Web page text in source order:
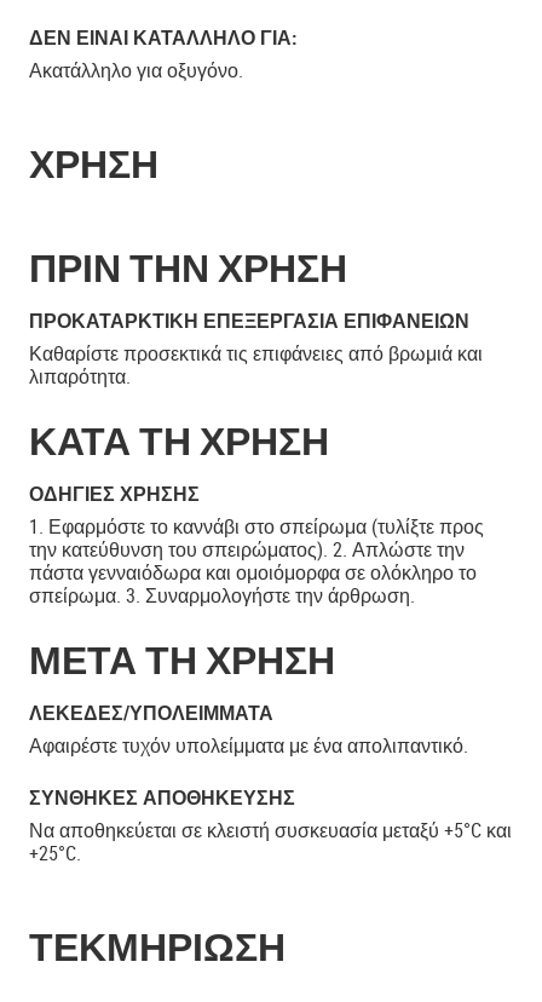
ΔΕΝ ΕΊΝΑΙ ΚΑΤΆΛΛΗΛΟ ΓΙΑ:
Ακατάλληλο για οξυγόνο.
ΧΡΗΣΗ
ΠΡΙΝ ΤΗΝ ΧΡΗΣΗ
ΠΡΟΚΑΤΑΡΚΤΙΚΉ ΕΠΕΞΕΡΓΑΣΊΑ ΕΠΙΦΑΝΕΙΏΝ
Καθαρίστε προσεκτικά τις επιφάνειες από βρωμιά και
λιπαρότητα.
ΚΑΤΑ ΤΗ ΧΡΗΣΗ
ΟΔΗΓΊΕΣ ΧΡΉΣΗΣ
1. Εφαρμόστε το καννάβι στο σπείρωμα (τυλίξτε προς
την κατεύθυνση του σπειρώματος). 2. Απλώστε την
πάστα γενναιόδωρα και ομοιόμορφα σε ολόκληρο το
σπείρωμα. 3. Συναρμολογήστε την άρθρωση.
ΜΕΤΑ ΤΗ ΧΡΗΣΗ
ΛΕΚΈΔΕΣ/ΥΠΟΛΕΊΜΜΑΤΑ
Αφαιρέστε τυχόν υπολείμματα με ένα απολιπαντικό.
ΣΥΝΘΉΚΕΣ ΑΠΟΘΉΚΕΥΣΗΣ
Να αποθηκεύεται σε κλειστή συσκευασία μεταξύ +5°C και
+25°C.
ΤΕΚΜΗΡΊΩΣΗ